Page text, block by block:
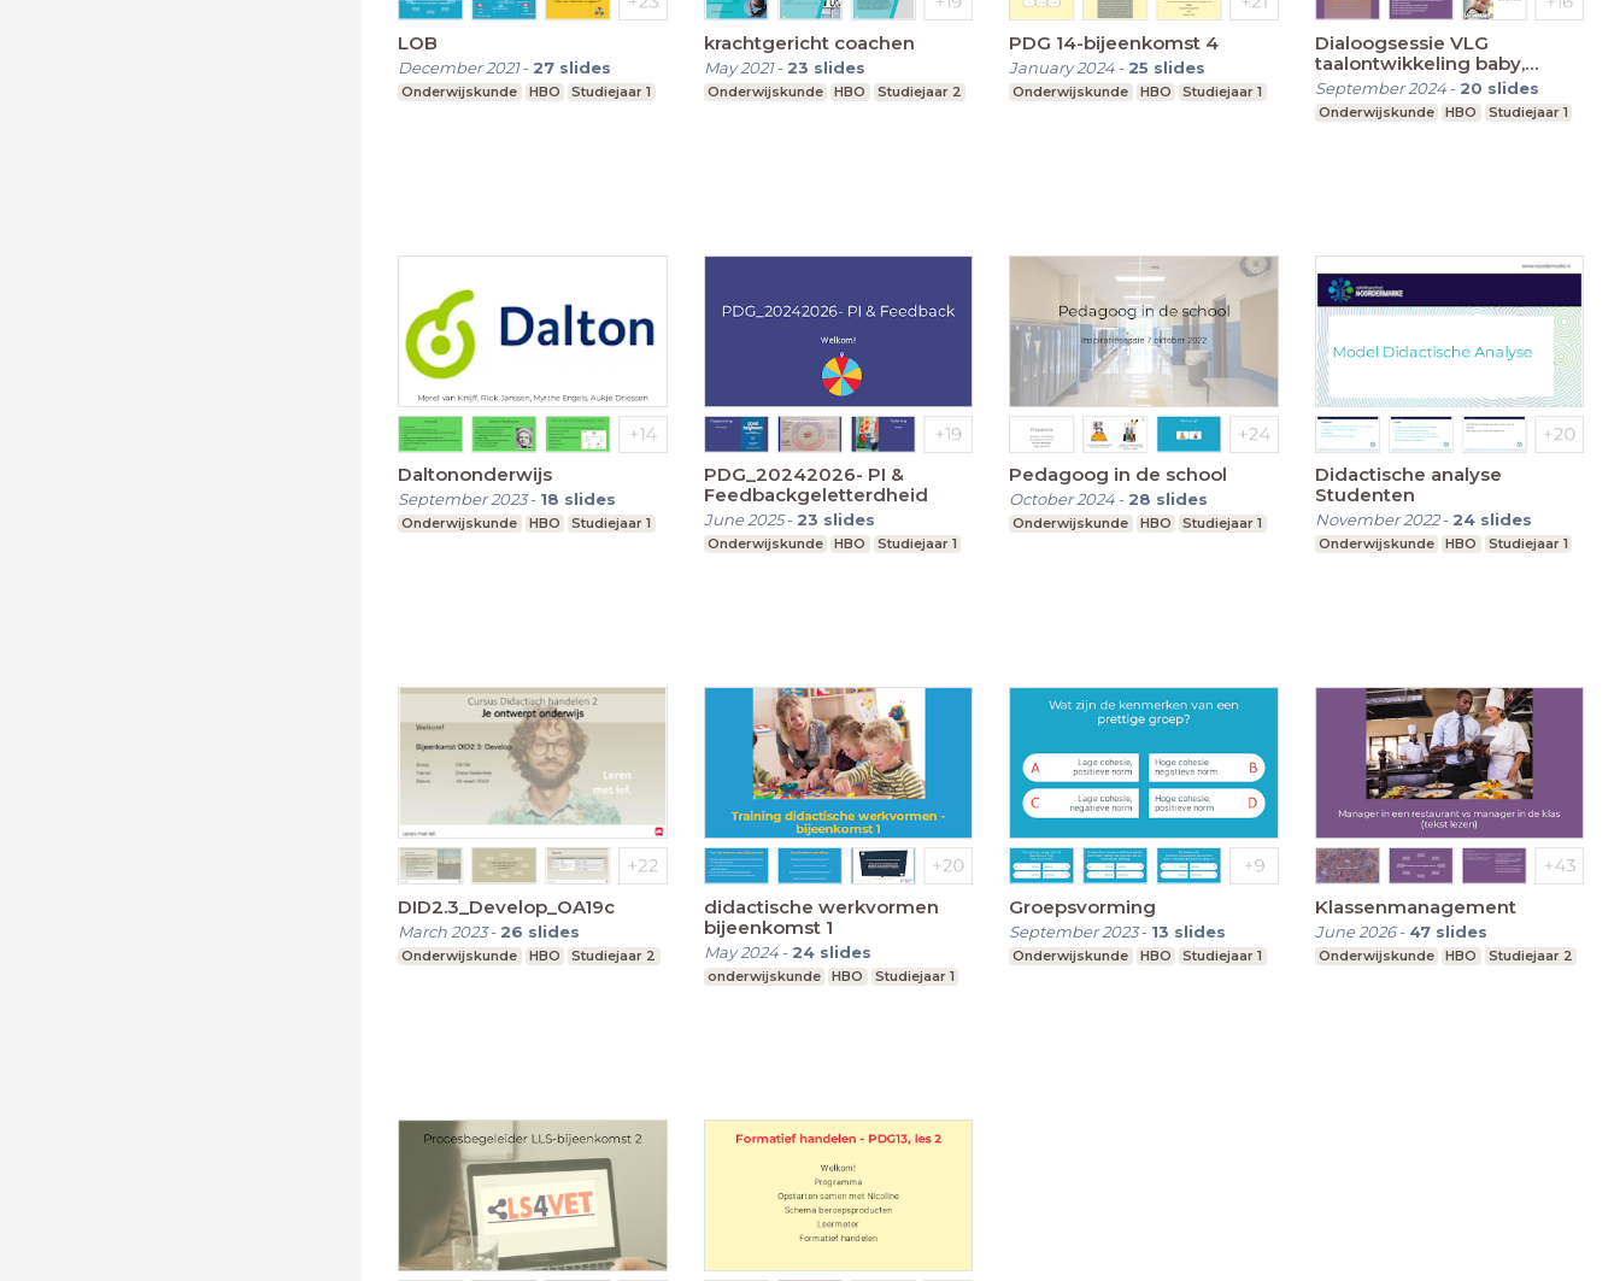
LOB
December 2021- 27 slides
Onderwijskunde HBO Studiejaar 1
krachtgericht coachen
May 2021- 23 slides
Onderwijskunde HBO Studiejaar 2
PDG 14-bijeenkomst 4
January 2024- 25 slides
Onderwijskunde HBO Studiejaar 1
Dialoogsessie VLG
taalontwikkeling baby,
peuter, kleuter
September 2024- 20 slides
Onderwijskunde HBO Studiejaar 1
Daltononderwijs
September 2023- 18 slides
Onderwijskunde HBO Studiejaar 1
PDG_20242026- PI &
Feedbackgeletterdheid
June 2025- 23 slides
Onderwijskunde HBO Studiejaar 1
Pedagoog in de school
October 2024- 28 slides
Onderwijskunde HBO Studiejaar 1
Didactische analyse
Studenten
November 2022- 24 slides
Onderwijskunde HBO Studiejaar 1
DID2.3_Develop_OA19c
March 2023- 26 slides
Onderwijskunde HBO Studiejaar 2
didactische werkvormen
bijeenkomst 1
May 2024- 24 slides
onderwijskunde HBO Studiejaar 1
Groepsvorming
September 2023- 13 slides
Onderwijskunde HBO Studiejaar 1
Klassenmanagement
June 2026- 47 slides
Onderwijskunde HBO Studiejaar 2